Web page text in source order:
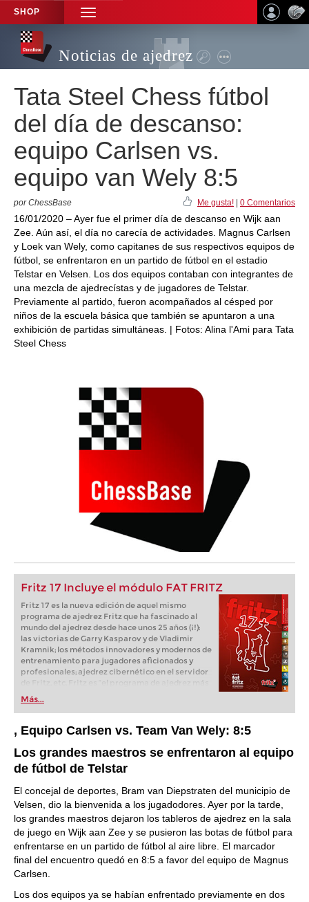
SHOP
TOGGLE
NAVIGATION
Noticias de ajedrez
Tata Steel Chess fútbol
del día de descanso:
equipo Carlsen vs.
equipo van Wely 8:5
por ChessBase Me gusta! 0 Comentarios
16/01/2020 – Ayer fue el primer día de descanso en Wijk aan
Zee. Aún así, el día no carecía de actividades. Magnus Carlsen
y Loek van Wely, como capitanes de sus respectivos equipos de
fútbol, se enfrentaron en un partido de fútbol en el estadio
Telstar en Velsen. Los dos equipos contaban con integrantes de
una mezcla de ajedrecístas y de jugadores de Telstar.
Previamente al partido, fueron acompañados al césped por
niños de la escuela básica que también se apuntaron a una
exhibición de partidas simultáneas. | Fotos: Alina l'Ami para Tata
Steel Chess
Fritz 17 Incluye el módulo FAT FRITZ
Fritz 17 es la nueva edición de aquel mismo
programa de ajedrez Fritz que ha fascinado al
mundo del ajedrez desde hace unos 25 años (¡!):
las victorias de Garry Kasparov y de Vladimir
Kramnik; los métodos innovadores y modernos de
entrenamiento para jugadores aficionados y
profesionales; ajedrez cibernético en el servidor
popular de Alemania” (Der Spiegel) y ofrece todo
lo que necesita el ajedrecista. La novedad más
espectacular: Fritz 17 incluye el módulo basado
en una red neuronal de inteligencia artificial, "Fat
Fritz".
Más...
, Equipo Carlsen vs. Team Van Wely: 8:5
Los grandes maestros se enfrentaron al equipo
de fútbol de Telstar
El concejal de deportes, Bram van Diepstraten del municipio de
Velsen, dio la bienvenida a los jugadodores. Ayer por la tarde,
los grandes maestros dejaron los tableros de ajedrez en la sala
de juego en Wijk aan Zee y se pusieron las botas de fútbol para
enfrentarse en un partido de fútbol al aire libre. El marcador
final del encuentro quedó en 8:5 a favor del equipo de Magnus
Carlsen.
Los dos equipos ya se habían enfrentado previamente en dos